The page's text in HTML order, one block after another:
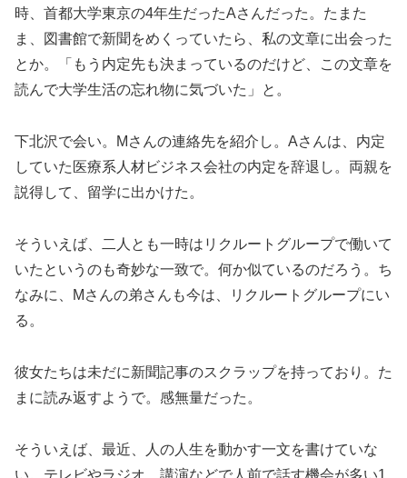
時、首都大学東京の4年生だったAさんだった。たまた
ま、図書館で新聞をめくっていたら、私の文章に出会った
とか。「もう内定先も決まっているのだけど、この文章を
読んで大学生活の忘れ物に気づいた」と。
下北沢で会い。Mさんの連絡先を紹介し。Aさんは、内定
していた医療系人材ビジネス会社の内定を辞退し。両親を
説得して、留学に出かけた。
そういえば、二人とも一時はリクルートグループで働いて
いたというのも奇妙な一致で。何か似ているのだろう。ち
なみに、Mさんの弟さんも今は、リクルートグループにい
る。
彼女たちは未だに新聞記事のスクラップを持っており。た
まに読み返すようで。感無量だった。
そういえば、最近、人の人生を動かす一文を書けていな
い。テレビやラジオ、講演などで人前で話す機会が多い1